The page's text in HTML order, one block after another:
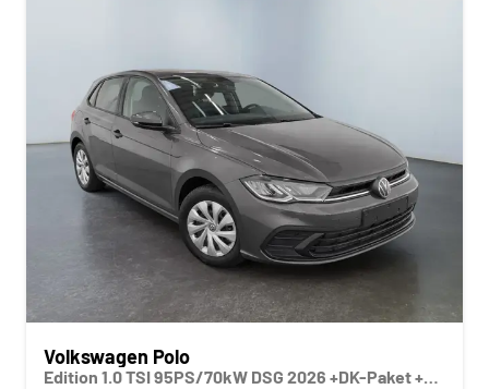
Volkswagen Polo
Edition 1.0 TSI 95PS/70kW DSG 2026 +DK-Paket +RFK +Getönte Heckscheiben +TravelAssist +LED